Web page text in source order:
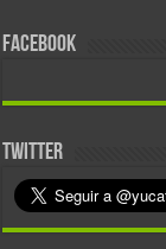
FACEBOOK
TWITTER